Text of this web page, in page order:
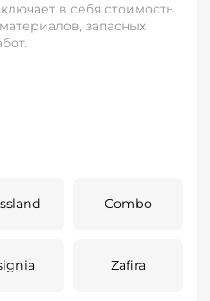
в себя стоимость
запасных
Combo
Zafira